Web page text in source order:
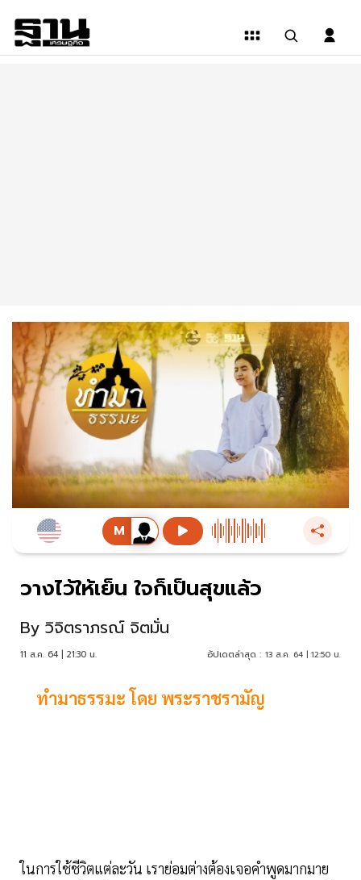
วางไว้ให้เย็น ใจก็เป็นสุขแล้ว
By วิจิตราภรณ์ จิตมั่น
11 ส.ค. 64 | 21:30 น. อัปเดตล่าสุด : 13 ส.ค. 64 | 12:50 น.
ทำมาธรรมะ โดย พระราช​รามัญ
ในการใช้ชีวิตแต่ละวัน เราย่อมต่างต้องเจอคำพูดมากมาย